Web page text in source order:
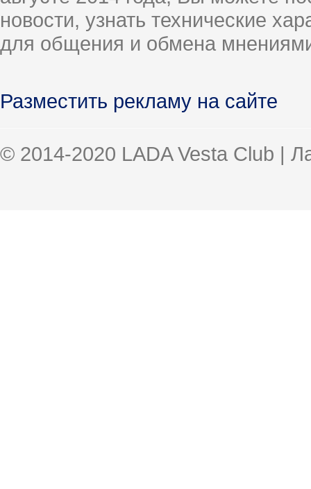
новости, узнать технические
для общения и обмена
Разместить рекламу на сайте
© 2014-2020 LADA Vesta Club |